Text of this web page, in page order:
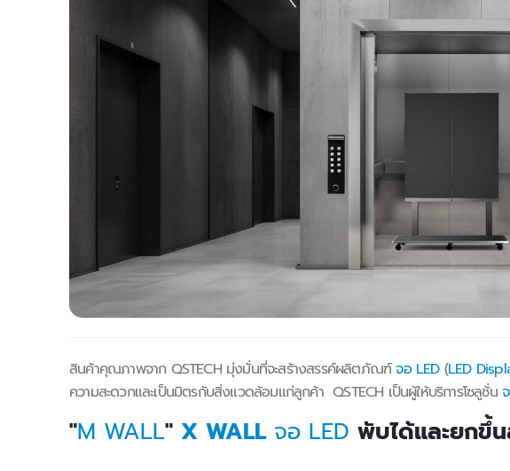
สินค้าคุณภาพจาก QSTECH มุ่งมั่นที่จะสร้างสรรค์ผลิตภัณฑ์จอ LED(LED
ความสะดวกและเป็นมิตรกับสิ่งแวดล้อมแก่ลูกค้า QSTECH เป็นผู้ให้บริการโซลูชั่น
"M WALL" X WALL จอ LED พับได้และยกขึ้